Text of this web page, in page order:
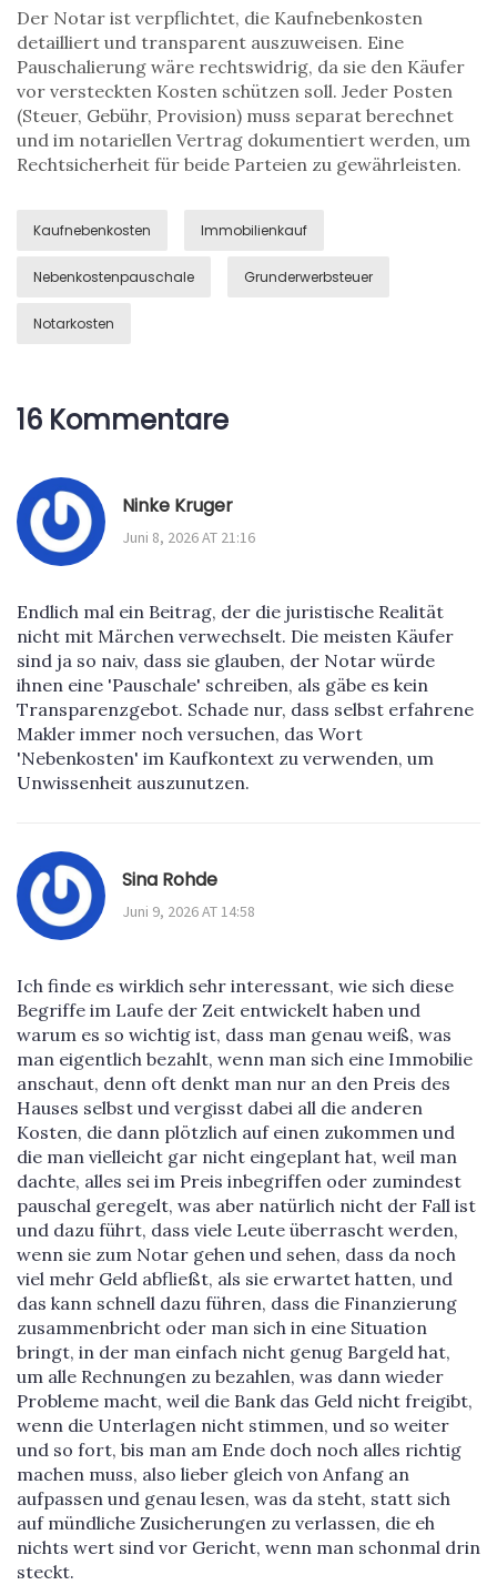
Der Notar ist verpflichtet, die Kaufnebenkosten
detailliert und transparent auszuweisen. Eine
Pauschalierung wäre rechtswidrig, da sie den Käufer
vor versteckten Kosten schützen soll. Jeder Posten
(Steuer, Gebühr, Provision) muss separat berechnet
und im notariellen Vertrag dokumentiert werden, um
Rechtsicherheit für beide Parteien zu gewährleisten.
Kaufnebenkosten Immobilienkauf
Nebenkostenpauschale Grunderwerbsteuer
Notarkosten
16 Kommentare
Ninke Kruger
Juni 8, 2026 AT 21:16
Endlich mal ein Beitrag, der die juristische Realität
nicht mit Märchen verwechselt. Die meisten Käufer
sind ja so naiv, dass sie glauben, der Notar würde
ihnen eine 'Pauschale' schreiben, als gäbe es kein
Transparenzgebot. Schade nur, dass selbst erfahrene
Makler immer noch versuchen, das Wort
'Nebenkosten' im Kaufkontext zu verwenden, um
Unwissenheit auszunutzen.
Sina Rohde
Juni 9, 2026 AT 14:58
Ich finde es wirklich sehr interessant, wie sich diese
Begriffe im Laufe der Zeit entwickelt haben und
warum es so wichtig ist, dass man genau weiß, was
man eigentlich bezahlt, wenn man sich eine Immobilie
anschaut, denn oft denkt man nur an den Preis des
Hauses selbst und vergisst dabei all die anderen
Kosten, die dann plötzlich auf einen zukommen und
die man vielleicht gar nicht eingeplant hat, weil man
dachte, alles sei im Preis inbegriffen oder zumindest
pauschal geregelt, was aber natürlich nicht der Fall ist
und dazu führt, dass viele Leute überrascht werden,
wenn sie zum Notar gehen und sehen, dass da noch
viel mehr Geld abfließt, als sie erwartet hatten, und
das kann schnell dazu führen, dass die Finanzierung
zusammenbricht oder man sich in eine Situation
bringt, in der man einfach nicht genug Bargeld hat,
um alle Rechnungen zu bezahlen, was dann wieder
Probleme macht, weil die Bank das Geld nicht freigibt,
wenn die Unterlagen nicht stimmen, und so weiter
und so fort, bis man am Ende doch noch alles richtig
machen muss, also lieber gleich von Anfang an
aufpassen und genau lesen, was da steht, statt sich
auf mündliche Zusicherungen zu verlassen, die eh
nichts wert sind vor Gericht, wenn man schonmal drin
steckt.